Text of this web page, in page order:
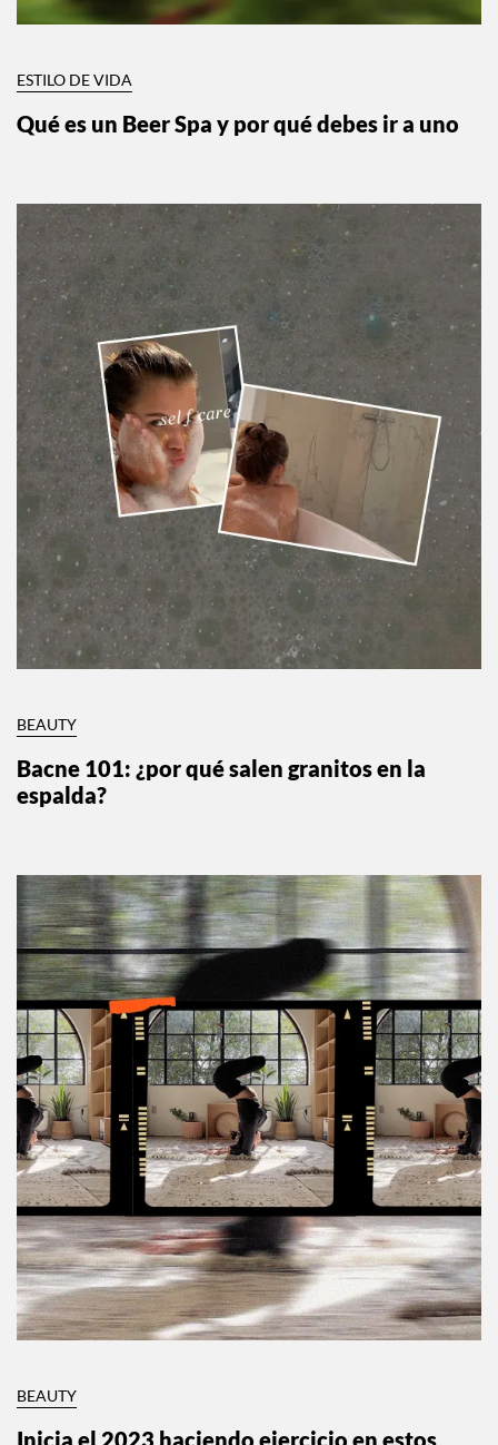
ESTILO DE VIDA
Qué es un Beer Spa y por qué debes ir a uno
BEAUTY
Bacne 101: ¿por qué salen granitos en la
espalda?
BEAUTY
Inicia el 2023 haciendo ejercicio en estos